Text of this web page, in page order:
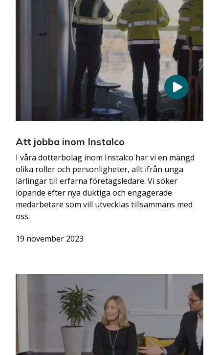
Att jobba inom Instalco
I våra dotterbolag inom Instalco har vi en mängd
olika roller och personligheter, allt ifrån unga
lärlingar till erfarna företagsledare. Vi söker
löpande efter nya duktiga och engagerade
medarbetare som vill utvecklas tillsammans med
oss.
19 november 2023